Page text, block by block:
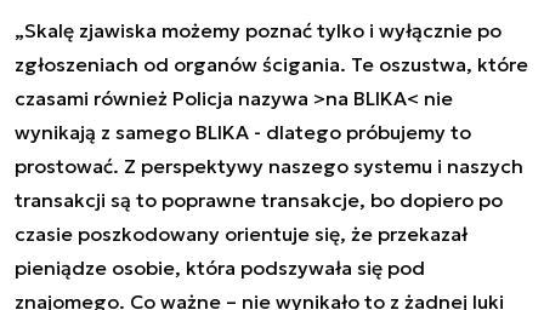
„Skalę zjawiska możemy poznać tylko i wyłącznie po
zgłoszeniach od organów ścigania. Te oszustwa, które
czasami również Policja nazywa >na BLIKA< nie
wynikają z samego BLIKA - dlatego próbujemy to
prostować. Z perspektywy naszego systemu i naszych
transakcji są to poprawne transakcje, bo dopiero po
czasie poszkodowany orientuje się, że przekazał
pieniądze osobie, która podszywała się pod
znajomego. Co ważne – nie wynikało to z żadnej luki